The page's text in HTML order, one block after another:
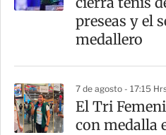
t
preseas y el
medallero
7 de agosto - 17:15
El Tri
con medalla